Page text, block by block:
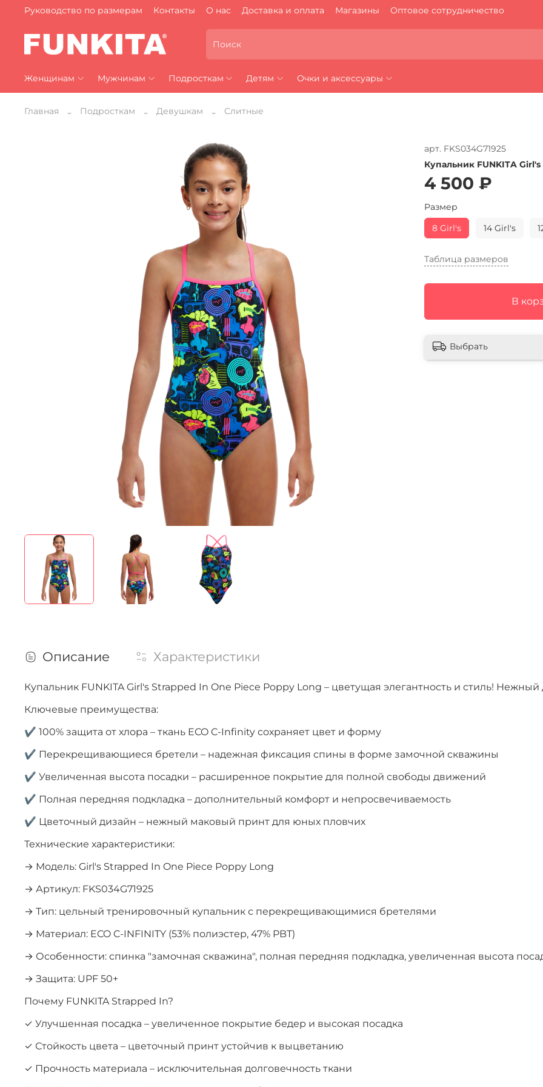
Руководство по размерам Контакты О нас Доставка и оплата Магазины Оптовое сотрудничество
Женщинам Мужчинам Подросткам Детям Очки и аксессуары
Главная Подросткам Девушкам Слитные
арт. FKS034G71925
Купальник FUNKITA
4 500 ₽
Таблица размеров
В
Размер
8 Girl's
14 Girl's
Выбрать
Описание Характеристики
Купальник FUNKITA Girl's Strapped In One Piece Poppy Long – цветущая элегантность и стиль!
Ключевые преимущества:
✔ 100% защита от хлора – ткань ECO C-Infinity сохраняет цвет и форму
✔ Перекрещивающиеся бретели – надежная фиксация спины в форме замочной скважины
✔ Увеличенная высота посадки – расширенное покрытие для полной свободы движений
✔ Полная передняя подкладка – дополнительный комфорт и непросвечиваемость
✔ Цветочный дизайн – нежный маковый принт для юных пловчих
Технические характеристики:
→ Модель: Girl's Strapped In One Piece Poppy Long
→ Артикул: FKS034G71925
→ Тип: цельный тренировочный купальник с перекрещивающимися бретелями
→ Материал: ECO C-INFINITY (53% полиэстер, 47% PBT)
→ Особенности: спинка "замочная скважина", полная передняя подкладка, увеличенная высота
→ Защита: UPF 50+
Почему FUNKITA Strapped In?
✓ Улучшенная посадка – увеличенное покрытие бедер и высокая посадка
✓ Стойкость цвета – цветочный принт устойчив к выцветанию
✓ Прочность материала – исключительная долговечность ткани